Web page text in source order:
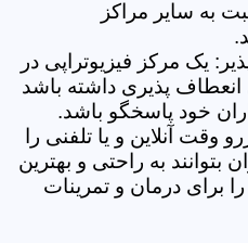
به سایر مراکز
یک مرکز فیزیوتراپی در
پذیری داشته باشد
خود پاسخگو باشد.
وقت آنلاین و یا تلفنی را
بتوانند به راحتی و بهترین
درمان و تمرینات